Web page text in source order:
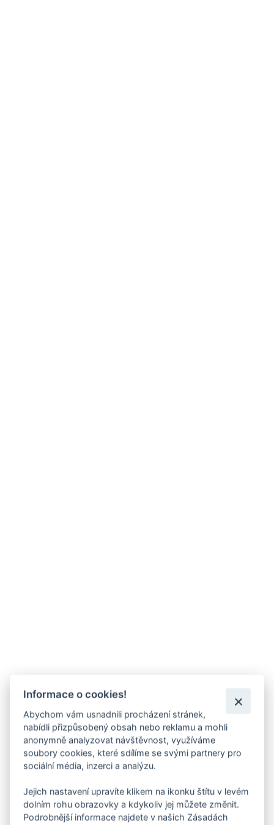
Informace o cookies!
Abychom vám usnadnili procházení stránek,
nabídli přizpůsobený obsah nebo reklamu a mohli
anonymně analyzovat návštěvnost, využíváme
soubory cookies, které sdílíme se svými partnery pro
sociální média, inzerci a analýzu.
Jejich nastavení upravíte klikem na ikonku štítu v levém
dolním rohu obrazovky a kdykoliv jej můžete změnit.
Podrobnější informace najdete v našich Zásadách